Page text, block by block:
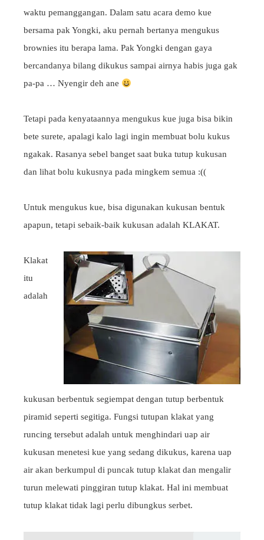
waktu pemanggangan. Dalam satu acara demo kue
bersama pak Yongki, aku pernah bertanya mengukus
brownies itu berapa lama. Pak Yongki dengan gaya
bercandanya bilang dikukus sampai airnya habis juga gak
pa-pa … Nyengir deh ane
Tetapi pada kenyataannya mengukus kue juga bisa bikin
bete surete, apalagi kalo lagi ingin membuat bolu kukus
ngakak. Rasanya sebel banget saat buka tutup kukusan
dan lihat bolu kukusnya pada mingkem semua :((
Untuk mengukus kue, bisa digunakan kukusan bentuk
apapun, tetapi sebaik-baik kukusan adalah KLAKAT.
Klakat
itu
adalah
kukusan berbentuk segiempat dengan tutup berbentuk
piramid seperti segitiga. Fungsi tutupan klakat yang
runcing tersebut adalah untuk menghindari uap air
kukusan menetesi kue yang sedang dikukus, karena uap
air akan berkumpul di puncak tutup klakat dan mengalir
turun melewati pinggiran tutup klakat. Hal ini membuat
tutup klakat tidak lagi perlu dibungkus serbet.